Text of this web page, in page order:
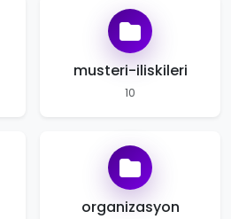
musteri-iliskileri
10
organizasyon